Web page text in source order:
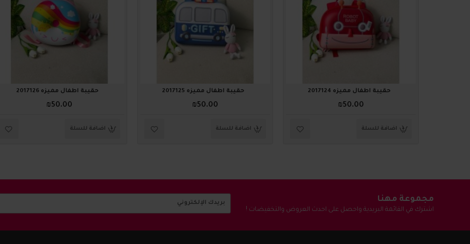
حقيبة أطفال مميزه 2017124
₪50.00
اضافة للسلة
حقيبة أطفال مميزه 2017125
₪50.00
اضافة للسلة
حقيبة أطفال مميزه 2017126
₪50.00
اضافة للسلة
مجموعة مهنا
اشترك في القائمة البريدية واحصل على احدث العروض والتخفيضات !